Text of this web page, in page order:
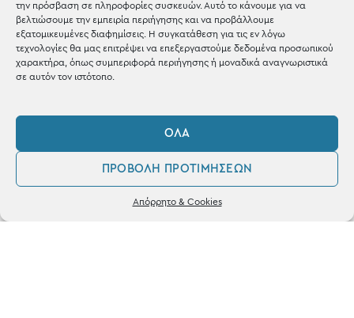
την πρόσβαση σε πληροφορίες συσκευών. Αυτό το κάνουμε για να
βελτιώσουμε την εμπειρία περιήγησης και να προβάλλουμε
εξατομικευμένες διαφημίσεις. Η συγκατάθεση για τις εν λόγω
τεχνολογίες θα μας επιτρέψει να επεξεργαστούμε δεδομένα προσωπικού
χαρακτήρα, όπως συμπεριφορά περιήγησης ή μοναδικά αναγνωριστικά
σε αυτόν τον ιστότοπο.
ΌΛΑ
ΠΡΟΒΟΛΉ ΠΡΟΤΙΜΉΣΕΩΝ
Απόρρητο & Cookies
με Χρεωστική & Πιστωτική
Ηλεκτρονικές
Πληρωμές
0